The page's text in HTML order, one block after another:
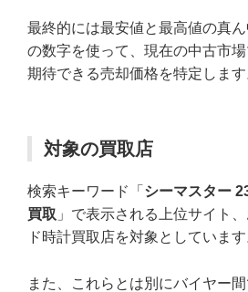
最終的には最安値と最高値の真ん
の数字を使って、現在の中古市
期待できる売却価格を特定します
対象の買取店
検索キーワード「 シーマスター
買取 」で表示される上位サイト
ド時計買取店を対象としています
また、これらとは別にバイヤー